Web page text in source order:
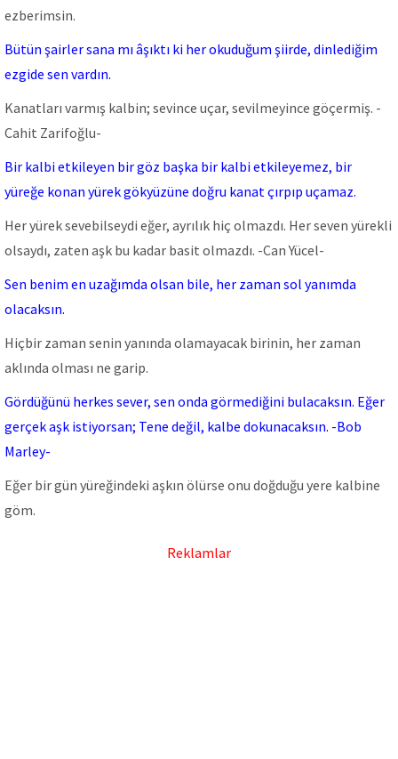
ezberimsin.
Bütün şairler sana mı âşıktı ki her okuduğum şiirde, dinlediğim
ezgide sen vardın.
Kanatları varmış kalbin; sevince uçar, sevilmeyince göçermiş. -
Cahit Zarifoğlu-
Bir kalbi etkileyen bir göz başka bir kalbi etkileyemez, bir
yüreğe konan yürek gökyüzüne doğru kanat çırpıp uçamaz.
Her yürek sevebilseydi eğer, ayrılık hiç olmazdı. Her seven yürekli
olsaydı, zaten aşk bu kadar basit olmazdı. -Can Yücel-
Sen benim en uzağımda olsan bile, her zaman sol yanımda
olacaksın.
Hiçbir zaman senin yanında olamayacak birinin, her zaman
aklında olması ne garip.
Gördüğünü herkes sever, sen onda görmediğini bulacaksın. Eğer
gerçek aşk istiyorsan; Tene değil, kalbe dokunacaksın. -Bob
Marley-
Eğer bir gün yüreğindeki aşkın ölürse onu doğduğu yere kalbine
göm.
Reklamlar